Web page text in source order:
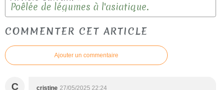
Poêlée de légumes à l'asiatique.
COMMENTER CET ARTICLE
Ajouter un commentaire
C cristine 27/05/2025 22:24